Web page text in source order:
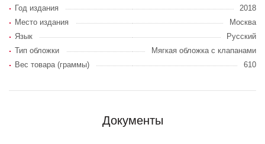
Год издания
2018
Место издания
Москва
Язык
Русский
Тип обложки
Мягкая обложка с клапанами
Вес товара (граммы)
610
Документы